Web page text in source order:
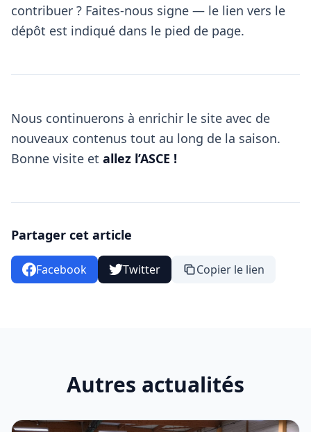
contribuer ? Faites-nous signe — le lien vers le
dépôt est indiqué dans le pied de page.
Nous continuerons à enrichir le site avec de
nouveaux contenus tout au long de la saison.
Bonne visite et allez l’ASCE !
Partager cet article
Facebook Twitter Copier le lien
Autres actualités